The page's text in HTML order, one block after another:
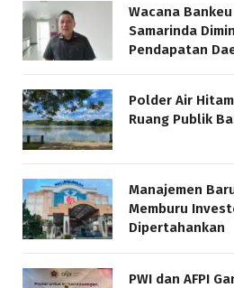
Wacana
Samarinda
Pendapatan
Polder Air
Ruang Publik
Manajemen
Memburu
Dipertahankan
PWI dan AFPI